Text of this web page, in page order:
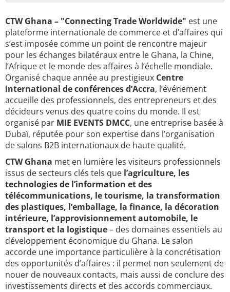
CTW Ghana – "Connecting Trade Worldwide" est une
plateforme internationale de commerce et d’affaires qui
s’est imposée comme un point de rencontre majeur
pour les échanges bilatéraux entre le Ghana, la Chine,
l’Afrique et le monde des affaires à l’échelle mondiale.
Organisé chaque année au prestigieux Centre
international de conférences d’Accra, l’événement
accueille des professionnels, des entrepreneurs et des
décideurs venus des quatre coins du monde. Il est
organisé par MIE EVENTS DMCC, une entreprise basée à
Dubaï, réputée pour son expertise dans l’organisation
de salons B2B internationaux de haute qualité.
CTW Ghana met en lumière les visiteurs professionnels
issus de secteurs clés tels que l’agriculture, les
technologies de l’information et des
télécommunications, le tourisme, la transformation
des plastiques, l’emballage, la finance, la décoration
intérieure, l’approvisionnement automobile, le
transport et la logistique– des domaines essentiels au
développement économique du Ghana. Le salon
accorde une importance particulière à la concrétisation
des opportunités d’affaires : il permet non seulement de
nouer de nouveaux contacts, mais aussi de conclure des
investissements directs et des accords commerciaux.